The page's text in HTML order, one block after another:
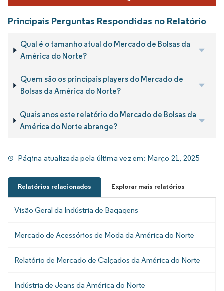
Principais Perguntas Respondidas no Relatório
Qual é o tamanho atual do Mercado de Bolsas da
América do Norte?
Quem são os principais players do Mercado de
Bolsas da América do Norte?
Quais anos este relatório do Mercado de Bolsas da
América do Norte abrange?
Página atualizada pela última vez em: Março 21, 2025
Relatórios relacionados Explorar mais relatórios
Visão Geral da Indústria de Bagagens
Mercado de Acessórios de Moda da América do Norte
Relatório de Mercado de Calçados da América do Norte
Indústria de Jeans da América do Norte